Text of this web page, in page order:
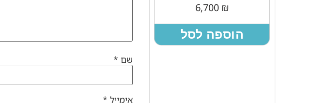
₪
6,700
הוספה לסל
שם *
אימייל *